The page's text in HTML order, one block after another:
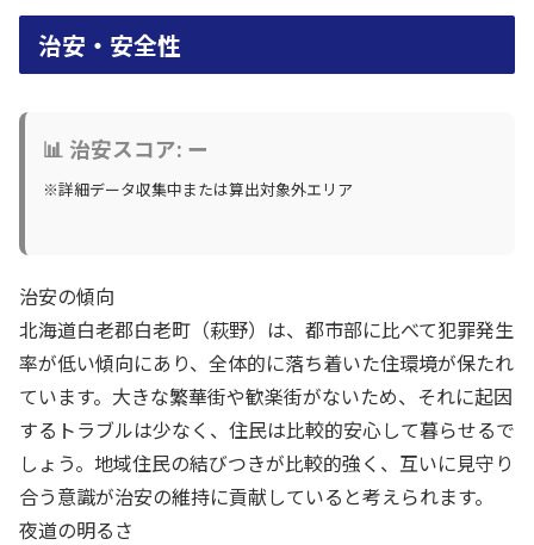
治安・安全性
📊 治安スコア: ー
※詳細データ収集中または算出対象外エリア
治安の傾向
北海道白老郡白老町（萩野）は、都市部に比べて犯罪発生
率が低い傾向にあり、全体的に落ち着いた住環境が保たれ
ています。大きな繁華街や歓楽街がないため、それに起因
するトラブルは少なく、住民は比較的安心して暮らせるで
しょう。地域住民の結びつきが比較的強く、互いに見守り
合う意識が治安の維持に貢献していると考えられます。
夜道の明るさ